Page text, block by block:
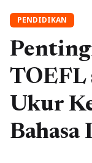
PENDIDIKAN
TOEFL
Ukur
Bahasa